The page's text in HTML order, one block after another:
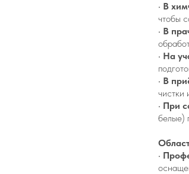
• В
чтобы
• В
• На
• В
чистки
• При
белые)
•